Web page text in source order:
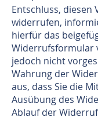
Entschluss, diesen
widerrufen,
hierfür das
Widerrufsformular
jedoch nicht
Wahrung der
aus, dass Sie die
Ausübung des
Ablauf der